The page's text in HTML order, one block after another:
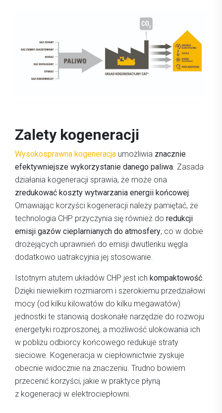
Zalety kogeneracji
Wysokosprawna kogeneracja umożliwia znacznie
efektywniejsze wykorzystanie danego paliwa. Zasada
działania kogeneracji sprawia, że może ona
zredukować koszty wytwarzania energii końcowej.
Omawiając korzyści kogeneracji należy pamiętać, że
technologia CHP przyczynia się również do redukcji
emisji gazów cieplarnianych do atmosfery, co w dobie
drożejących uprawnień do emisji dwutlenku węgla
dodatkowo uatrakcyjnia jej stosowanie.
Istotnym atutem układów CHP jest ich kompaktowość.
Dzięki niewielkim rozmiarom i szerokiemu przedziałowi
mocy (od kilku kilowatów do kilku megawatów)
jednostki te stanowią doskonałe narzędzie do rozwoju
energetyki rozproszonej, a możliwość ulokowania ich
w pobliżu odbiorcy końcowego redukuje straty
sieciowe. Kogeneracja w ciepłownictwie zyskuje
obecnie widocznie na znaczeniu. Trudno bowiem
przecenić korzyści, jakie w praktyce płyną
z kogeneracji w elektrociepłowni.